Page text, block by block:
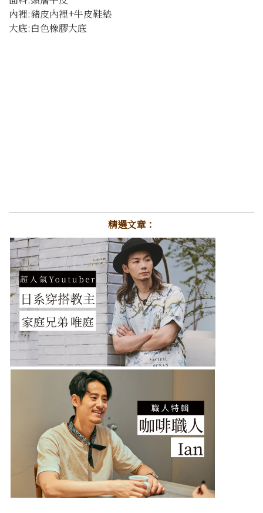
內裡:豬皮內裡+牛皮鞋墊
大底:白色橡膠大底
精選文章：